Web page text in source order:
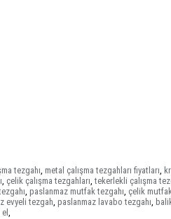
tezgahı, metal çalışma tezgahları fiyatları,
, çelik çalışma tezgahları, tekerlekli çalışma
, paslanmaz mutfak tezgahı, çelik
evyeli tezgah, paslanmaz lavabo tezgahı,
,